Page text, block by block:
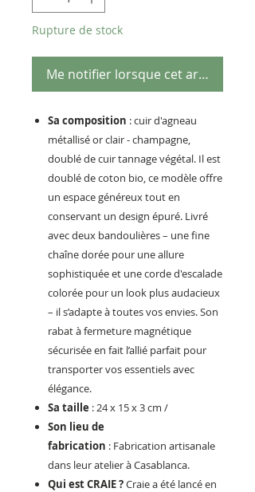
Rupture de stock
Me notifier lorsque cet article est
Sa composition : cuir d'agneau
métallisé or clair - champagne,
doublé de cuir tannage végétal. Il est
doublé de coton bio, ce modèle offre
un espace généreux tout en
conservant un design épuré. Livré
avec deux bandoulières – une fine
chaîne dorée pour une allure
sophistiquée et une corde d'escalade
colorée pour un look plus audacieux
– il s’adapte à toutes vos envies. Son
rabat à fermeture magnétique
sécurisée en fait l’allié parfait pour
transporter vos essentiels avec
élégance.
Sa taille : 24 x 15 x 3 cm /
Son lieu de
fabrication : Fabrication artisanale
dans leur atelier à Casablanca.
Qui est CRAIE ?Craie a été lancé en